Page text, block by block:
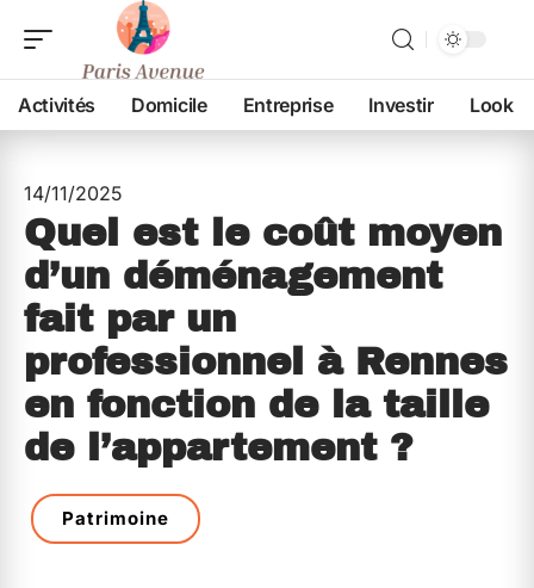
Activités Domicile Entreprise Investir Look
14/11/2025
Quel est le coût moyen
d’un déménagement
fait par un
professionnel à Rennes
en fonction de la taille
de l’appartement ?
Patrimoine